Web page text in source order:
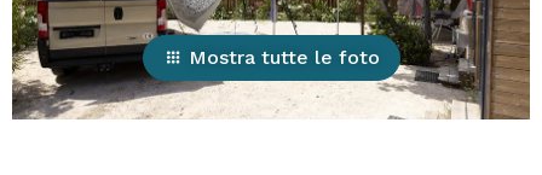
Mostra tutte le foto